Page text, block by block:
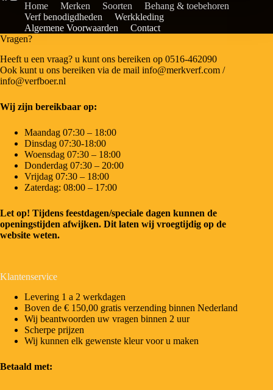
Home Merken Soorten
Behang & toebehoren
Verf benodigdheden
Werkkleding
Algemene Voorwaarden
Contact
Vragen?
Heeft u een vraag? u kunt ons bereiken op 0516-462090
Ook kunt u ons bereiken via de mail info@merkverf.com /
info@verfboer.nl
Wij zijn bereikbaar op:
Maandag 07:30 – 18:00
Dinsdag 07:30-18:00
Woensdag 07:30 – 18:00
Donderdag 07:30 – 20:00
Vrijdag 07:30 – 18:00
Zaterdag: 08:00 – 17:00
Let op! Tijdens feestdagen/speciale dagen kunnen de
openingstijden afwijken. Dit laten wij vroegtijdig op de
website weten.
Klantenservice
Levering 1 a 2 werkdagen
Boven de € 150,00 gratis verzending binnen Nederland
Wij beantwoorden uw vragen binnen 2 uur
Scherpe prijzen
Wij kunnen elk gewenste kleur voor u maken
Betaald met: